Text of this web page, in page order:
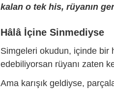
kalan o tek his, rüyanın
Hâlâ İçine Sinmediyse
Simgeleri okudun, içinde bir
edebiliyorsan rüyanı zaten
Ama karışık geldiyse,